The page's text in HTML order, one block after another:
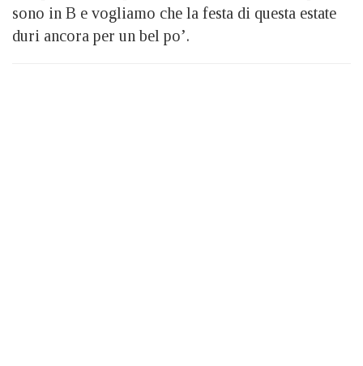
sono in B e vogliamo che la festa di questa estate
duri ancora per un bel po’.